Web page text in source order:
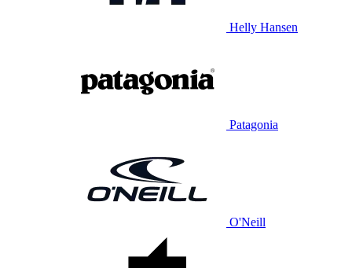
Helly Hansen
Patagonia
O'Neill